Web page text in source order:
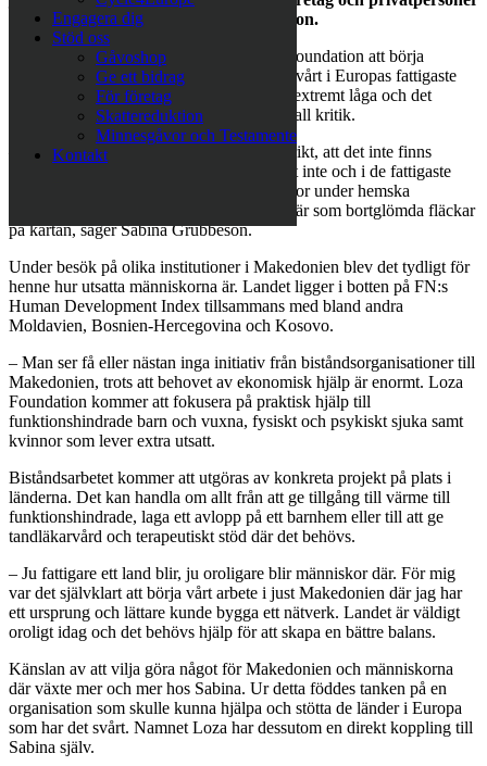
Engagera dig
Stöd oss
Gåvoshop
Ge ett bidrag
För företag
Skattereduktion
Minnesgåvor och Testamente
Kontakt
att engagera sig, säger Sabina Grubbeson.
Från och med 1 juli 2017 kommer Loza Foundation att börja
kampen för människor som har det extra svårt i Europas fattigaste
länder, där arbetslösheten är hög, lönerna extremt låga och det
sociala skyddsnätet för de svagaste under all kritik.
– Många har uppfattningen att Europa är rikt, att det inte finns
mycket fattigdom här. Det stämmer såklart inte och i de fattigaste
europeiska länderna lever många människor under hemska
förhållanden. Både länder och människor är som bortglömda fläckar
på kartan, säger Sabina Grubbeson.
Under besök på olika institutioner i Makedonien blev det tydligt för
henne hur utsatta människorna är. Landet ligger i botten på FN:s
Human Development Index tillsammans med bland andra
Moldavien, Bosnien-Hercegovina och Kosovo.
– Man ser få eller nästan inga initiativ från biståndsorganisationer till
Makedonien, trots att behovet av ekonomisk hjälp är enormt. Loza
Foundation kommer att fokusera på praktisk hjälp till
funktionshindrade barn och vuxna, fysiskt och psykiskt sjuka samt
kvinnor som lever extra utsatt.
Biståndsarbetet kommer att utgöras av konkreta projekt på plats i
länderna. Det kan handla om allt från att ge tillgång till värme till
funktionshindrade, laga ett avlopp på ett barnhem eller till att ge
tandläkarvård och terapeutiskt stöd där det behövs.
– Ju fattigare ett land blir, ju oroligare blir människor där. För mig
var det självklart att börja vårt arbete i just Makedonien där jag har
ett ursprung och lättare kunde bygga ett nätverk. Landet är väldigt
oroligt idag och det behövs hjälp för att skapa en bättre balans.
Känslan av att vilja göra något för Makedonien och människorna
där växte mer och mer hos Sabina. Ur detta föddes tanken på en
organisation som skulle kunna hjälpa och stötta de länder i Europa
som har det svårt. Namnet Loza har dessutom en direkt koppling till
Sabina själv.